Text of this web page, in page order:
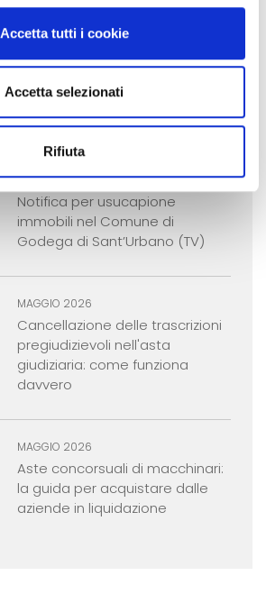
Accetta tutti i cookie
Accetta selezionati
Rifiuta
GIUGNO 2026
questa casa. Tre persone
invece sì.
GIUGNO 2026
Notifica per usucapione
immobili nel Comune di
Godega di Sant’Urbano (TV)
MAGGIO 2026
Cancellazione delle trascrizioni
pregiudizievoli nell'asta
giudiziaria: come funziona
davvero
MAGGIO 2026
Aste concorsuali di macchinari:
la guida per acquistare dalle
aziende in liquidazione